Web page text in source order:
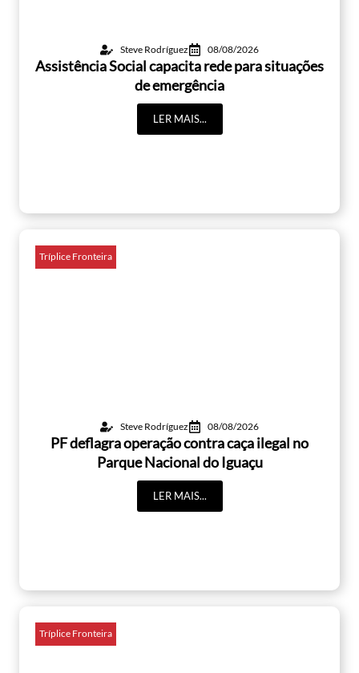
Steve Rodríguez 08/08/2026
Assistência Social capacita rede para situações
de emergência
LER MAIS...
Tríplice Fronteira
Steve Rodríguez 08/08/2026
PF deflagra operação contra caça ilegal no
Parque Nacional do Iguaçu
LER MAIS...
Tríplice Fronteira